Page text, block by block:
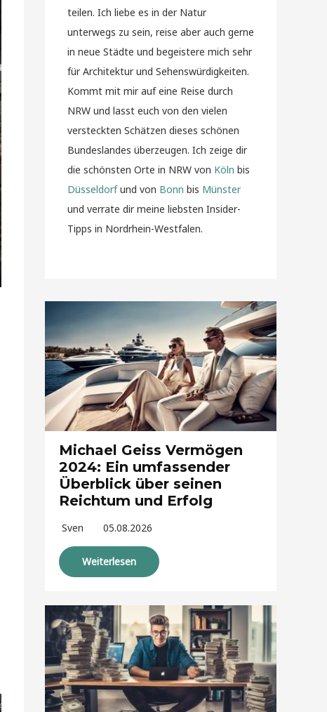
teilen. Ich liebe es in der Natur
unterwegs zu sein, reise aber auch gerne
in neue Städte und begeistere mich sehr
für Architektur und Sehenswürdigkeiten.
Kommt mit mir auf eine Reise durch
NRW und lasst euch von den vielen
versteckten Schätzen dieses schönen
Bundeslandes überzeugen. Ich zeige dir
die schönsten Orte in NRW von Köln bis
Düsseldorfund von Bonn bis Münster
und verrate dir meine liebsten Insider-
Tipps in Nordrhein-Westfalen.
Michael Geiss Vermögen
2024: Ein umfassender
Überblick über seinen
Reichtum und Erfolg
Sven 05.08.2026
Weiterlesen